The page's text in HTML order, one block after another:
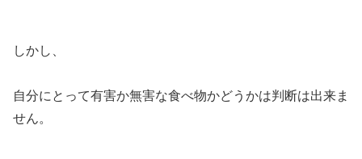
しかし、
自分にとって有害か無害な食べ物かどうかは判断は出来ま
せん。